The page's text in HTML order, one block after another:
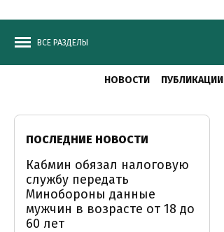
ВСЕ РАЗДЕЛЫ
НОВОСТИ ПУБЛИКАЦИИ
ПОСЛЕДНИЕ НОВОСТИ
Кабмин обязал налоговую
службу передать
Минобороны данные
мужчин в возрасте от 18 до
60 лет